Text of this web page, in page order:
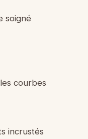
soigné
courbes
incrustés